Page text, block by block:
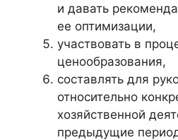
и давать
ее оптимизации,
участвовать в
ценообразования,
составлять для
относительно
хозяйственной
предыдущие